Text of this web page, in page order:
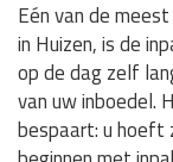
Eén van de
in Huizen, is de
op de dag zelf
van uw inboedel.
bespaart: u hoeft